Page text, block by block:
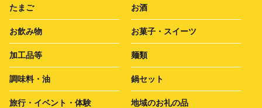
たまご お酒
お飲み物 お菓子・スイーツ
加工品等 麺類
調味料・油 鍋セット
旅行・イベント・体験 地域のお礼の品